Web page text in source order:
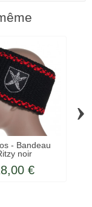
- Bandeau
noir
€
›